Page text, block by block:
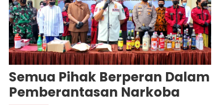
Semua Pihak Berperan Dalam
Pemberantasan Narkoba